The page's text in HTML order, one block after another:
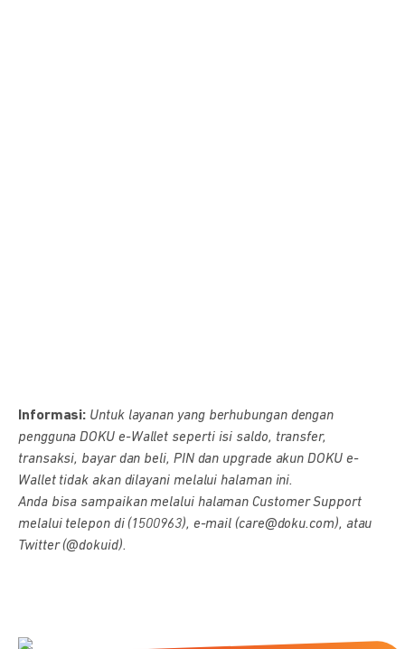
Informasi: Untuk layanan yang berhubungan dengan
pengguna DOKU e-Wallet seperti isi saldo, transfer,
transaksi, bayar dan beli, PIN dan upgrade akun DOKU e-
Wallet tidak akan dilayani melalui halaman ini.
Anda bisa sampaikan melalui halaman Customer Support
melalui telepon di (1500963), e-mail (care@doku.com), atau
Twitter (@dokuid).